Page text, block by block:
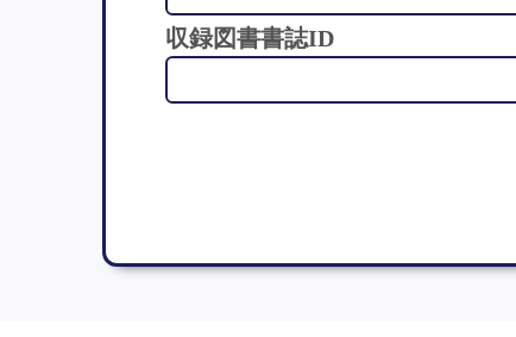
収録図書書誌ID